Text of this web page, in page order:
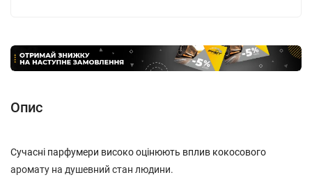
Опис
Сучасні парфумери високо оцінюють вплив кокосового
аромату на душевний стан людини.